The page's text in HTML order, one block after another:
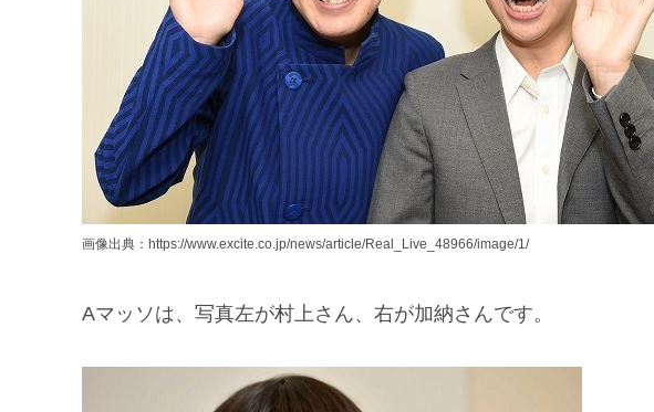
画像出典：https://www.excite.co.jp/news/article/Real_Live_48966/image/1/
Aマッソは、写真左が村上さん、右が加納さんです。